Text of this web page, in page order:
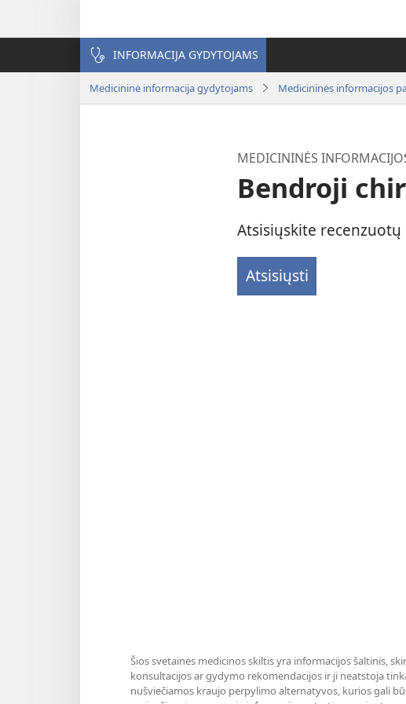
INFORMACIJA GYDYTOJAMS
Medicininė informacija gydytojams Medicininės informacijos
MEDICININĖS
Bendroji
Atsisiųskite
Atsisiųsti
Šios svetainės medicinos skiltis yra informacijos šaltinis,
konsultacijos ar gydymo rekomendacijos ir ji neatstoja
nušviečiamos kraujo perpylimo alternatyvos, kurios gali